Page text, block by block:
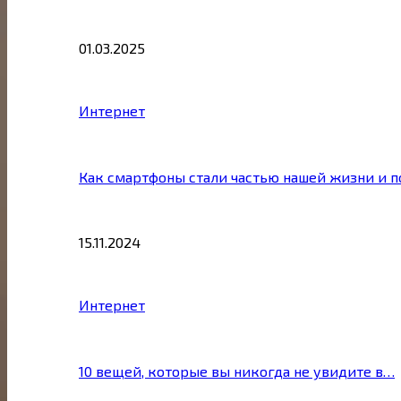
01.03.2025
Интернет
Как смартфоны стали частью нашей жизни и
15.11.2024
Интернет
10 вещей, которые вы никогда не увидите в…